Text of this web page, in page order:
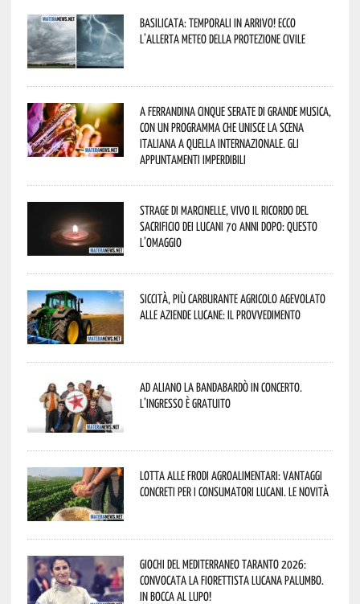
Basilicata: temporali in arrivo! Ecco
l’allerta meteo della Protezione civile
A Ferrandina cinque serate di grande musica,
con un programma che unisce la scena
italiana a quella internazionale. Gli
appuntamenti imperdibili
Strage di Marcinelle, vivo il ricordo del
sacrificio dei lucani 70 anni dopo: questo
l’omaggio
Siccità, più carburante agricolo agevolato
alle aziende lucane: il provvedimento
Ad Aliano la Bandabardò in concerto.
L’ingresso è gratuito
Lotta alle frodi agroalimentari: vantaggi
concreti per i consumatori lucani. Le novità
Giochi del Mediterraneo Taranto 2026:
convocata la fiorettista lucana Palumbo.
In bocca al lupo!